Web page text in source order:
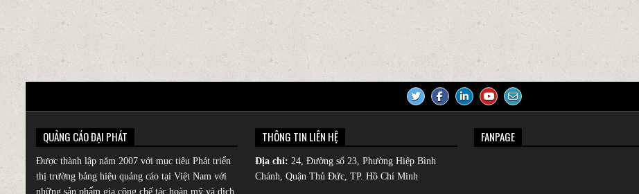
QUẢNG CÁO ĐẠI PHÁT
Được thành lập năm 2007 với mục tiêu Phát triển
thị trường bảng hiệu quảng cáo tại Việt Nam với
những sản phẩm gia công chế tác hoàn mỹ và dịch
THÔNG TIN LIÊN HỆ
Địa chỉ: 24, Đường số 23, Phường Hiệp Bình
Chánh, Quận Thủ Đức, TP. Hồ Chí Minh
FANPAGE